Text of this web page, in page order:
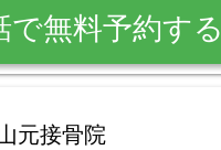
で無料予約する
元接骨院